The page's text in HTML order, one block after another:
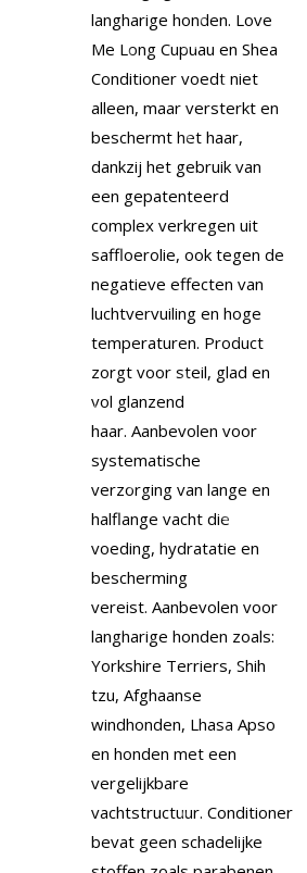
langharige honden. Love
Me Long Cupuau en Shea
Conditioner voedt niet
alleen, maar versterkt en
beschermt het haar,
dankzij het gebruik van
een gepatenteerd
complex verkregen uit
saffloerolie, ook tegen de
negatieve effecten van
luchtvervuiling en hoge
temperaturen. Product
zorgt voor steil, glad en
vol glanzend
haar. Aanbevolen voor
systematische
verzorging van lange en
halflange vacht die
voeding, hydratatie en
bescherming
vereist. Aanbevolen voor
langharige honden zoals:
Yorkshire Terriers, Shih
tzu, Afghaanse
windhonden, Lhasa Apso
en honden met een
vergelijkbare
vachtstructuur. Conditioner
bevat geen schadelijke